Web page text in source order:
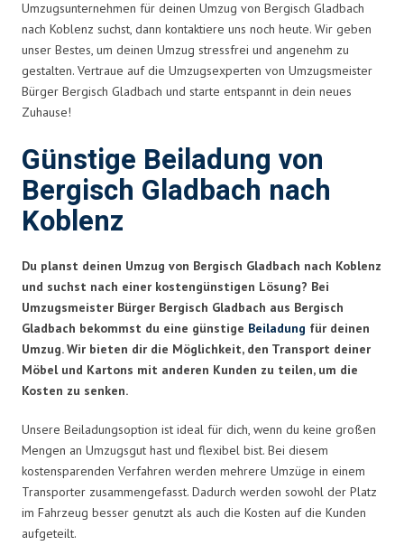
Umzugsunternehmen für deinen Umzug von Bergisch Gladbach
nach Koblenz suchst, dann kontaktiere uns noch heute. Wir geben
unser Bestes, um deinen Umzug stressfrei und angenehm zu
gestalten. Vertraue auf die Umzugsexperten von Umzugsmeister
Bürger Bergisch Gladbach und starte entspannt in dein neues
Zuhause!
Günstige Beiladung von
Bergisch Gladbach nach
Koblenz
Du planst deinen Umzug von Bergisch Gladbach nach Koblenz
und suchst nach einer kostengünstigen Lösung? Bei
Umzugsmeister Bürger Bergisch Gladbach aus Bergisch
Gladbach bekommst du eine günstige Beiladung für deinen
Umzug. Wir bieten dir die Möglichkeit, den Transport deiner
Möbel und Kartons mit anderen Kunden zu teilen, um die
Kosten zu senken.
Unsere Beiladungsoption ist ideal für dich, wenn du keine großen
Mengen an Umzugsgut hast und flexibel bist. Bei diesem
kostensparenden Verfahren werden mehrere Umzüge in einem
Transporter zusammengefasst. Dadurch werden sowohl der Platz
im Fahrzeug besser genutzt als auch die Kosten auf die Kunden
aufgeteilt.